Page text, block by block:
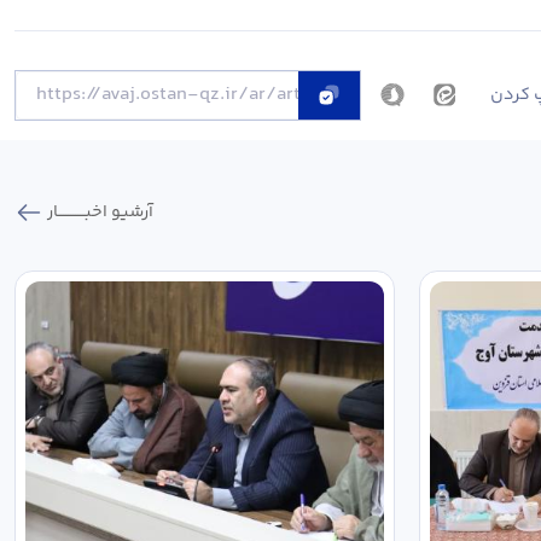
کردن
آرشیو اخبـــــــــــار